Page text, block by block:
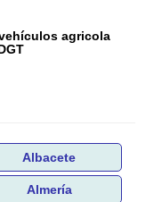
agricola
Albacete
Almería